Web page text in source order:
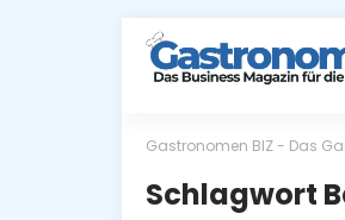
Gastronomen BIZ - Das
Schlagwort